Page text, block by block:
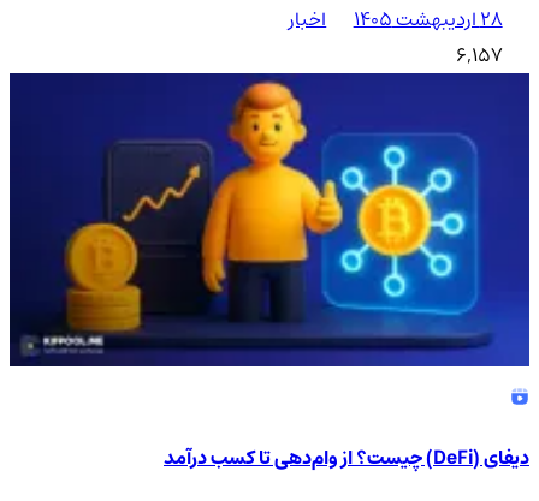
۲۸ اردیبهشت ۱۴۰۵
اخبار
6,157
دیفای (DeFi) چیست؟ از وام‌دهی تا کسب درآمد